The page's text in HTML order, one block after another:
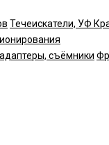
Течеискатели, УФ
съёмники